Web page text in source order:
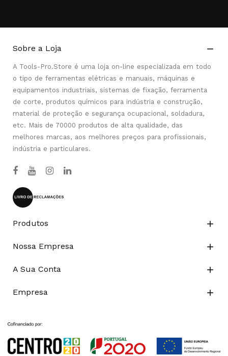
Sobre a Loja 
A Tools-Pro.Store é uma loja on-line especializada em todo
o tipo de ferramentas elétricas e manuais, máquinas e
equipamentos industriais, sistemas de fixação, ferramenta
de corte, produtos químicos para indústria e construção,
material de proteção e segurança ocupacional, soldadura,
etc. Mais de 70000 produtos de alta qualidade, das
melhores marcas, aos melhores preços para profissionais,
indústria e particulares.
Produtos 
Nossa Empresa 
A Sua Conta 
Empresa 